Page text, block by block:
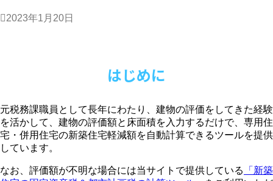
2023年1月20日
はじめに
元税務課職員として長年にわたり、建物の評価をしてきた経験
を活かして、建物の評価額と床面積を入力するだけで、専用住
宅・併用住宅の新築住宅軽減額を自動計算できるツールを提供
しています。
なお、評価額が不明な場合には当サイトで提供している
「新築